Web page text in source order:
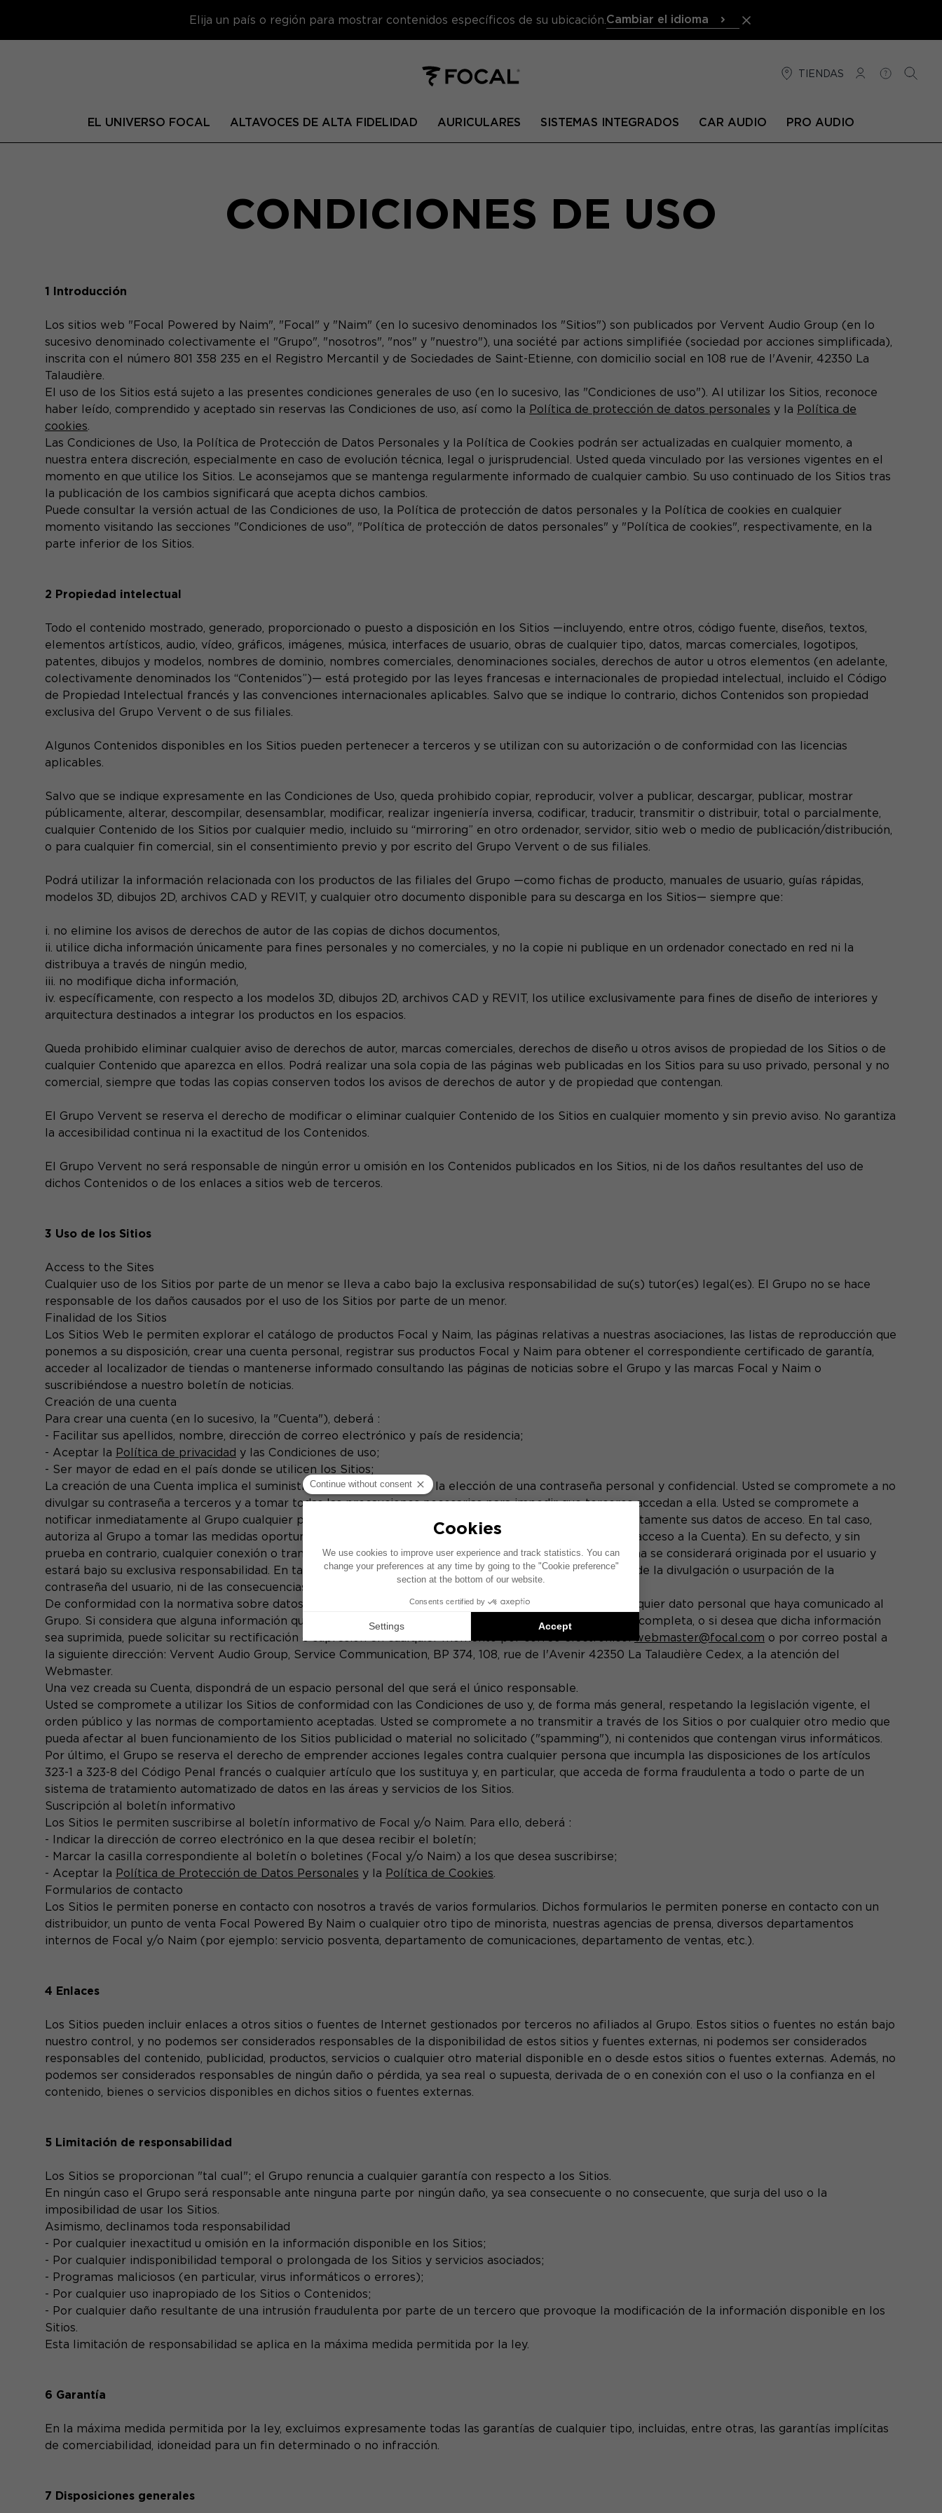
Elija un país o región para mostrar contenidos específicos de su ubicación. Cambiar el idioma
TIENDAS
CONEXIÓN
AYUDA
EL UNIVERSO FOCAL ALTAVOCES DE ALTA FIDELIDAD AURICULARES SISTEMAS INTEGRADOS CAR AUDIO PRO AUDIO
CONDICIONES DE USO
1 Introducción
Los sitios web "Focal Powered by Naim", "Focal" y "Naim" (en lo sucesivo denominados los "Sitios") son publicados por Vervent Audio Group (en lo
sucesivo denominado colectivamente el "Grupo", "nosotros", "nos" y "nuestro"), una société par actions simplifiée (sociedad por acciones simplificada),
inscrita con el número 801 358 235 en el Registro Mercantil y de Sociedades de Saint-Etienne, con domicilio social en 108 rue de l'Avenir, 42350 La
Talaudière.
El uso de los Sitios está sujeto a las presentes condiciones generales de uso (en lo sucesivo, las "Condiciones de uso"). Al utilizar los Sitios, reconoce
haber leído, comprendido y aceptado sin reservas las Condiciones de uso, así como la Política de protección de datos personales y la Política de
cookies.
Las Condiciones de Uso, la Política de Protección de Datos Personales y la Política de Cookies podrán ser actualizadas en cualquier momento, a
nuestra entera discreción, especialmente en caso de evolución técnica, legal o jurisprudencial. Usted queda vinculado por las versiones vigentes en el
momento en que utilice los Sitios. Le aconsejamos que se mantenga regularmente informado de cualquier cambio. Su uso continuado de los Sitios tras
la publicación de los cambios significará que acepta dichos cambios.
Puede consultar la versión actual de las Condiciones de uso, la Política de protección de datos personales y la Política de cookies en cualquier
momento visitando las secciones "Condiciones de uso", "Política de protección de datos personales" y "Política de cookies", respectivamente, en la
parte inferior de los Sitios.
2 Propiedad intelectual
Todo el contenido mostrado, generado, proporcionado o puesto a disposición en los Sitios —incluyendo, entre otros, código fuente, diseños, textos,
elementos artísticos, audio, vídeo, gráficos, imágenes, música, interfaces de usuario, obras de cualquier tipo, datos, marcas comerciales, logotipos,
patentes, dibujos y modelos, nombres de dominio, nombres comerciales, denominaciones sociales, derechos de autor u otros elementos (en adelante,
colectivamente denominados los “Contenidos”)— está protegido por las leyes francesas e internacionales de propiedad intelectual, incluido el Código
de Propiedad Intelectual francés y las convenciones internacionales aplicables. Salvo que se indique lo contrario, dichos Contenidos son propiedad
exclusiva del Grupo Vervent o de sus filiales.
Algunos Contenidos disponibles en los Sitios pueden pertenecer a terceros y se utilizan con su autorización o de conformidad con las licencias
aplicables.
Salvo que se indique expresamente en las Condiciones de Uso, queda prohibido copiar, reproducir, volver a publicar, descargar, publicar, mostrar
públicamente, alterar, descompilar, desensamblar, modificar, realizar ingeniería inversa, codificar, traducir, transmitir o distribuir, total o parcialmente,
cualquier Contenido de los Sitios por cualquier medio, incluido su “mirroring” en otro ordenador, servidor, sitio web o medio de publicación/distribución,
o para cualquier fin comercial, sin el consentimiento previo y por escrito del Grupo Vervent o de sus filiales.
Podrá utilizar la información relacionada con los productos de las filiales del Grupo —como fichas de producto, manuales de usuario, guías rápidas,
modelos 3D, dibujos 2D, archivos CAD y REVIT, y cualquier otro documento disponible para su descarga en los Sitios— siempre que:
i. no elimine los avisos de derechos de autor de las copias de dichos documentos,
ii. utilice dicha información únicamente para fines personales y no comerciales, y no la copie ni publique en un ordenador conectado en red ni la
distribuya a través de ningún medio,
iii. no modifique dicha información,
iv. específicamente, con respecto a los modelos 3D, dibujos 2D, archivos CAD y REVIT, los utilice exclusivamente para fines de diseño de interiores y
arquitectura destinados a integrar los productos en los espacios.
Queda prohibido eliminar cualquier aviso de derechos de autor, marcas comerciales, derechos de diseño u otros avisos de propiedad de los Sitios o de
cualquier Contenido que aparezca en ellos. Podrá realizar una sola copia de las páginas web publicadas en los Sitios para su uso privado, personal y no
comercial, siempre que todas las copias conserven todos los avisos de derechos de autor y de propiedad que contengan.
El Grupo Vervent se reserva el derecho de modificar o eliminar cualquier Contenido de los Sitios en cualquier momento y sin previo aviso. No garantiza
la accesibilidad continua ni la exactitud de los Contenidos.
El Grupo Vervent no será responsable de ningún error u omisión en los Contenidos publicados en los Sitios, ni de los daños resultantes del uso de
dichos Contenidos o de los enlaces a sitios web de terceros.
3 Uso de los Sitios
Access to the Sites
Cualquier uso de los Sitios por parte de un menor se lleva a cabo bajo la exclusiva responsabilidad de su(s) tutor(es) legal(es). El Grupo no se hace
responsable de los daños causados por el uso de los Sitios por parte de un menor.
Finalidad de los Sitios
Los Sitios Web le permiten explorar el catálogo de productos Focal y Naim, las páginas relativas a nuestras asociaciones, las listas de reproducción que
ponemos a su disposición, crear una cuenta personal, registrar sus productos Focal y Naim para obtener el correspondiente certificado de garantía,
acceder al localizador de tiendas o mantenerse informado consultando las páginas de noticias sobre el Grupo y las marcas Focal y Naim o
suscribiéndose a nuestro boletín de noticias.
Creación de una cuenta
Para crear una cuenta (en lo sucesivo, la "Cuenta"), deberá :
- Facilitar sus apellidos, nombre, dirección de correo electrónico y país de residencia;
- Aceptar la Política de privacidad y las Condiciones de uso;
- Ser mayor de edad en el país donde se utilicen los Sitios;
La creación de una Cuenta implica el suministro de un identificador y la elección de una contraseña personal y confidencial. Usted se compromete a no
divulgar su contraseña a terceros y a tomar todas las precauciones necesarias para impedir que terceros accedan a ella. Usted se compromete a
notificar inmediatamente al Grupo cualquier pérdida o uso indebido de su contraseña y a cambiar inmediatamente sus datos de acceso. En tal caso,
autoriza al Grupo a tomar las medidas oportunas (por ejemplo, restablecer la contraseña o suspender el acceso a la Cuenta). En su defecto, y sin
prueba en contrario, cualquier conexión o transmisión de pedidos o datos realizada utilizando la contraseña se considerará originada por el usuario y
estará bajo su exclusiva responsabilidad. En tal situación, el Grupo no podrá ser considerado responsable de la divulgación o usurpación de la
contraseña del usuario, ni de las consecuencias que de ello pudieran derivarse.
De conformidad con la normativa sobre datos personales, usted tiene derecho a rectificar y suprimir cualquier dato personal que haya comunicado al
Grupo. Si considera que alguna información que obra en nuestro poder y que le concierne es inexacta o incompleta, o si desea que dicha información
sea suprimida, puede solicitar su rectificación o supresión en cualquier momento por correo electrónico:webmaster@focal.com o por correo postal a
la siguiente dirección: Vervent Audio Group, Service Communication, BP 374, 108, rue de l'Avenir 42350 La Talaudière Cedex, a la atención del
Webmaster.
Una vez creada su Cuenta, dispondrá de un espacio personal del que será el único responsable.
Usted se compromete a utilizar los Sitios de conformidad con las Condiciones de uso y, de forma más general, respetando la legislación vigente, el
orden público y las normas de comportamiento aceptadas. Usted se compromete a no transmitir a través de los Sitios o por cualquier otro medio que
pueda afectar al buen funcionamiento de los Sitios publicidad o material no solicitado ("spamming"), ni contenidos que contengan virus informáticos.
Por último, el Grupo se reserva el derecho de emprender acciones legales contra cualquier persona que incumpla las disposiciones de los artículos
323-1 a 323-8 del Código Penal francés o cualquier artículo que los sustituya y, en particular, que acceda de forma fraudulenta a todo o parte de un
sistema de tratamiento automatizado de datos en las áreas y servicios de los Sitios.
Suscripción al boletín informativo
Los Sitios le permiten suscribirse al boletín informativo de Focal y/o Naim. Para ello, deberá :
- Indicar la dirección de correo electrónico en la que desea recibir el boletín;
- Marcar la casilla correspondiente al boletín o boletines (Focal y/o Naim) a los que desea suscribirse;
- Aceptar la Política de Protección de Datos Personales y la Política de Cookies.
Formularios de contacto
Los Sitios le permiten ponerse en contacto con nosotros a través de varios formularios. Dichos formularios le permiten ponerse en contacto con un
distribuidor, un punto de venta Focal Powered By Naim o cualquier otro tipo de minorista, nuestras agencias de prensa, diversos departamentos
internos de Focal y/o Naim (por ejemplo: servicio posventa, departamento de comunicaciones, departamento de ventas, etc.).
4 Enlaces
Los Sitios pueden incluir enlaces a otros sitios o fuentes de Internet gestionados por terceros no afiliados al Grupo. Estos sitios o fuentes no están bajo
nuestro control, y no podemos ser considerados responsables de la disponibilidad de estos sitios y fuentes externas, ni podemos ser considerados
responsables del contenido, publicidad, productos, servicios o cualquier otro material disponible en o desde estos sitios o fuentes externas. Además, no
podemos ser considerados responsables de ningún daño o pérdida, ya sea real o supuesta, derivada de o en conexión con el uso o la confianza en el
contenido, bienes o servicios disponibles en dichos sitios o fuentes externas.
5 Limitación de responsabilidad
Los Sitios se proporcionan "tal cual"; el Grupo renuncia a cualquier garantía con respecto a los Sitios.
En ningún caso el Grupo será responsable ante ninguna parte por ningún daño, ya sea consecuente o no consecuente, que surja del uso o la
imposibilidad de usar los Sitios.
Asimismo, declinamos toda responsabilidad
- Por cualquier inexactitud u omisión en la información disponible en los Sitios;
- Por cualquier indisponibilidad temporal o prolongada de los Sitios y servicios asociados;
- Programas maliciosos (en particular, virus informáticos o errores);
- Por cualquier uso inapropiado de los Sitios o Contenidos;
- Por cualquier daño resultante de una intrusión fraudulenta por parte de un tercero que provoque la modificación de la información disponible en los
Sitios.
Esta limitación de responsabilidad se aplica en la máxima medida permitida por la ley.
6 Garantía
En la máxima medida permitida por la ley, excluimos expresamente todas las garantías de cualquier tipo, incluidas, entre otras, las garantías implícitas
de comerciabilidad, idoneidad para un fin determinado o no infracción.
7 Disposiciones generales